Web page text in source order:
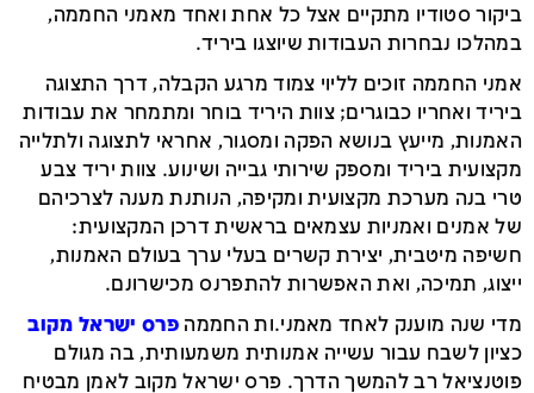
ביקור סטודיו מתקיים אצל כל אחת ואחד מאמני החממה,
במהלכו נבחרות העבודות שיוצגו ביריד.
אמני החממה זוכים לליוי צמוד מרגע הקבלה, דרך התצוגה
ביריד ואחריו כבוגרים; צוות היריד בוחר ומתמחר את עבודות
האמנות, מייעץ בנושא הפקה ומסגור, אחראי לתצוגה ולתלייה
מקצועית ביריד ומספק שירותי גבייה ושינוע. צוות יריד צבע
טרי בנה מערכת מקצועית ומקיפה, הנותנת מענה לצרכיהם
של אמנים ואמניות עצמאים בראשית דרכן המקצועית:
חשיפה מיטבית, יצירת קשרים בעלי ערך בעולם האמנות,
ייצוג, תמיכה, ואת האפשרות להתפרנס מכישרונם.
מדי שנה מוענק לאחד מאמני.ות החממהפרס ישראל מקוב
כציון לשבח עבור עשייה אמנותית משמעותית, בה מגולם
פוטנציאל רב להמשך הדרך. פרס ישראל מקוב לאמן מבטיח